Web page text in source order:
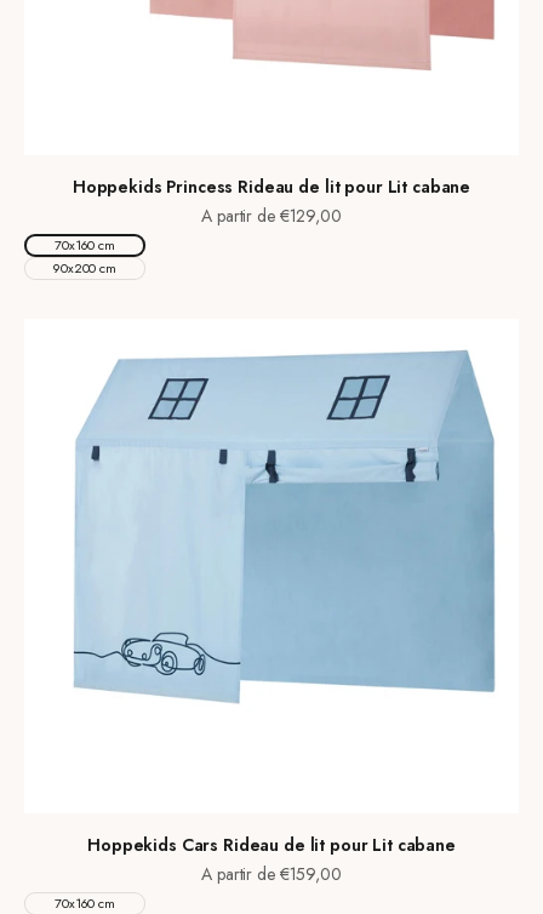
Hoppekids Princess Rideau de lit pour Lit cabane
Prix de vente
A partir de €129,00
70x160 cm
90x200 cm
Hoppekids Cars Rideau de lit pour Lit cabane
Prix de vente
A partir de €159,00
70x160 cm